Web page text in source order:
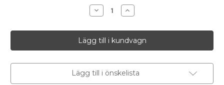
Minska
antalet
för
20
kg
lerbruk
|
Dagmars
Öka
antalet
för
20
kg
lerbruk
|
Dagmars
Lägg till i önskelista